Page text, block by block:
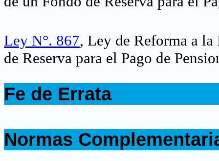
Ley N°. 867, Ley de Reforma a
de Reserva para el Pago de
Fe de Errata
Normas